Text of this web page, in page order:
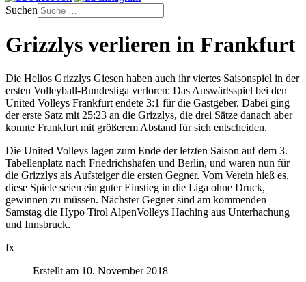
Suchen
Grizzlys verlieren in Frankfurt
Die Helios Grizzlys Giesen haben auch ihr viertes Saisonspiel in der
ersten Volleyball-Bundesliga verloren: Das Auswärtsspiel bei den
United Volleys Frankfurt endete 3:1 für die Gastgeber. Dabei ging
der erste Satz mit 25:23 an die Grizzlys, die drei Sätze danach aber
konnte Frankfurt mit größerem Abstand für sich entscheiden.
Die United Volleys lagen zum Ende der letzten Saison auf dem 3.
Tabellenplatz nach Friedrichshafen und Berlin, und waren nun für
die Grizzlys als Aufsteiger die ersten Gegner. Vom Verein hieß es,
diese Spiele seien ein guter Einstieg in die Liga ohne Druck,
gewinnen zu müssen. Nächster Gegner sind am kommenden
Samstag die Hypo Tirol AlpenVolleys Haching aus Unterhachung
und Innsbruck.
fx
Erstellt am 10. November 2018